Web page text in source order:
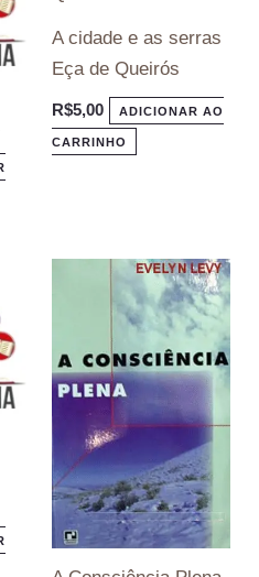
A cidade e as serras
Eça de Queirós
R$5,00 ADICIONAR AO
CARRINHO